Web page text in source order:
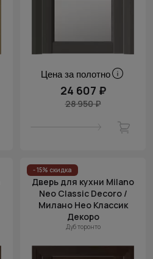
Цена за полотно
24 607 ₽
28 950 ₽
- 15% скидка
Дверь для кухни Milano
Neo Classic Decoro /
Милано Нео Классик
Декоро
Дуб торонто